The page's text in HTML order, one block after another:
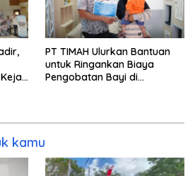
PT TIMAH Ulurkan Bantuan
untuk Ringankan Biaya
Pengobatan Bayi di
kamu